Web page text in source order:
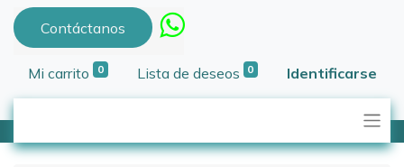
Contáctanos
Mi carrito 0 Lista de deseos 0 Identificarse